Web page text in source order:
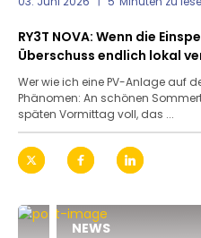
RY3T NOVA: Wenn die
Überschuss endlich lokal
Wer wie ich eine PV-Anlage auf
Phänomen: An schönen
späten Vormittag voll, das ...
NEWS